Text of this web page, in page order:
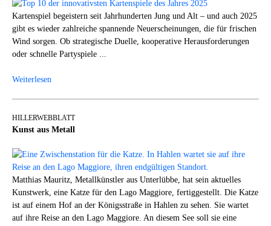
Kartenspiel begeistern seit Jahrhunderten Jung und Alt – und auch 2025
gibt es wieder zahlreiche spannende Neuerscheinungen, die für frischen
Wind sorgen. Ob strategische Duelle, kooperative Herausforderungen
oder schnelle Partyspiele ...
Weiterlesen
HILLERWEBBLATT
Kunst aus Metall
Matthias Mauritz, Metallkünstler aus Unterlübbe, hat sein aktuelles
Kunstwerk, eine Katze für den Lago Maggiore, fertiggestellt. Die Katze
ist auf einem Hof an der Königsstraße in Hahlen zu sehen. Sie wartet
auf ihre Reise an den Lago Maggiore. An diesem See soll sie eine